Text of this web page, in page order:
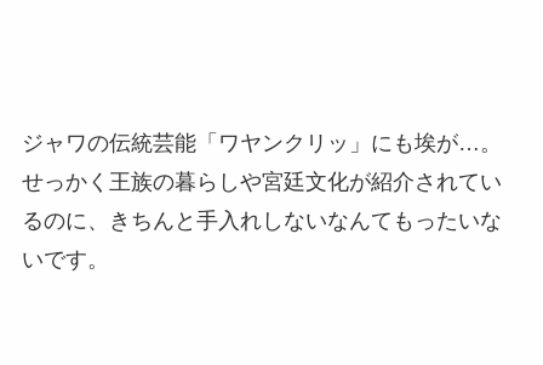
ジャワの伝統芸能「ワヤンクリッ」にも埃が…。
せっかく王族の暮らしや宮廷文化が紹介されてい
るのに、きちんと手入れしないなんてもったいな
いです。